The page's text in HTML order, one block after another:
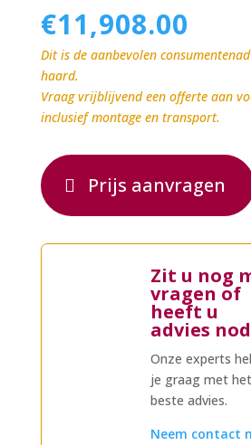
€11,908.00
Dit is de aanbevolen
haard.
Vraag vrijblijvend een offerte aan
inclusief montage en transport.
Prijs aanvragen
Zit u nog
vragen of
heeft u
advies
Onze experts
je graag met het
beste advies.
Neem contact